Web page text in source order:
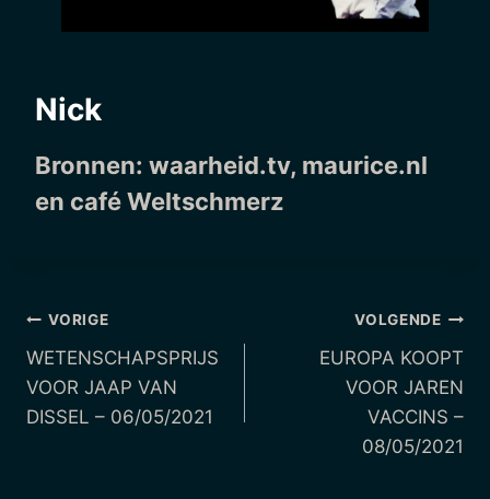
Nick
Bronnen: waarheid.tv, maurice.nl
en café Weltschmerz
Berichtnavigatie
VORIGE
WETENSCHAPSPRIJS
VOOR JAAP VAN
DISSEL – 06/05/2021
VOLGENDE
EUROPA KOOPT
VOOR JAREN
VACCINS –
08/05/2021